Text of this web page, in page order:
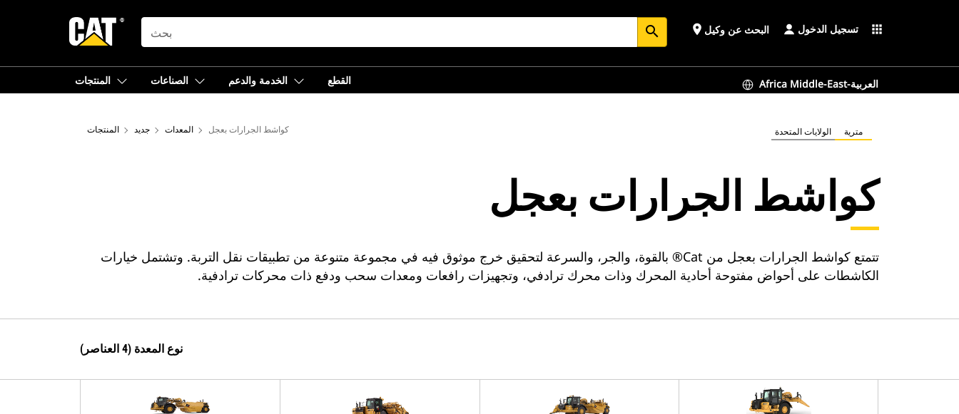
SEARCH search place البحث عن وكيل تسجيل الدخول apps
المنتجات الصناعات الخدمة والدعم القطع Africa Middle-East-العربية
المنتجات جديد المعدات كواشط الجرارات بعجل الولايات المتحدة مترية
كواشط الجرارات بعجل
تتمتع كواشط الجرارات بعجل من Cat® بالقوة، والجر، والسرعة لتحقيق خرج موثوق فيه في مجموعة متنوعة من تطبيقات نقل التربة. وتشتمل خيارات
الكاشطات على أحواض مفتوحة أحادية المحرك وذات محرك ترادفي، وتجهيزات رافعات ومعدات سحب ودفع ذات محركات ترادفية.
نوع المعدة (4 العناصر)